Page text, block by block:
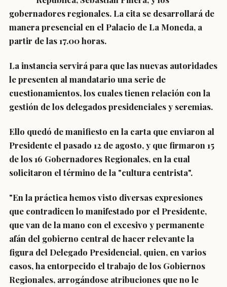
gobernadores regionales. La cita se desarrollará de
manera presencial en el Palacio de La Moneda, a
partir de las 17.00 horas.
La instancia servirá para que las nuevas autoridades
le presenten al mandatario una serie de
cuestionamientos, los cuales tienen relación con la
gestión de los delegados presidenciales y seremias.
Ello quedó de manifiesto en la carta que enviaron al
Presidente el pasado 12 de agosto, y que firmaron 15
de los 16 Gobernadores Regionales, en la cual
solicitaron el término de la "cultura centrista".
"En la práctica hemos visto diversas expresiones
que contradicen lo manifestado por el Presidente,
que van de la mano con el excesivo y permanente
afán del gobierno central de hacer relevante la
figura del Delegado Presidencial, quien, en varios
casos, ha entorpecido el trabajo de los Gobiernos
Regionales, arrogándose atribuciones que no le